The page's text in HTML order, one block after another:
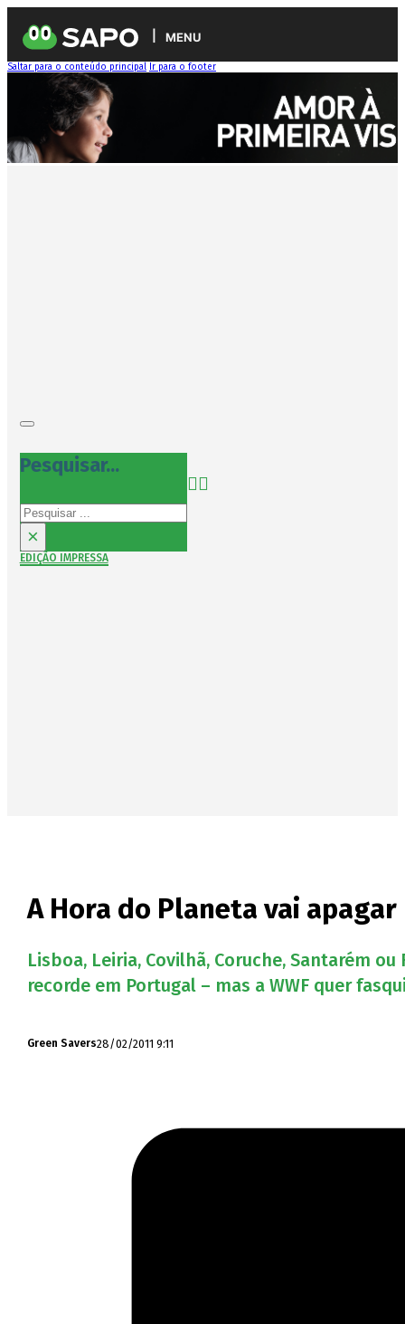
MENU
Saltar para o conteúdo principal Ir para o footer
Pesquisar...
Pesquisar
×
EDIÇÃO IMPRESSA
A Hora do Planeta vai
Lisboa, Leiria, Covilhã, Coruche, Santarém
recorde em Portugal – mas a WWF quer
Green Savers28/02/2011 9:11